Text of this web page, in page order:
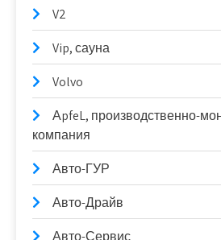
V2
Vip, сауна
Volvo
АpfeL, производственно-
компания
Авто-ГУР
Авто-Драйв
Авто-Сервис